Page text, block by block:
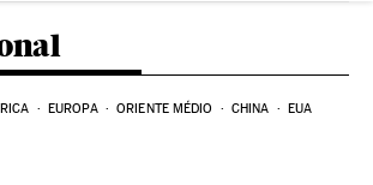
EUROPA ORIENTE MÉDIO CHINA EUA